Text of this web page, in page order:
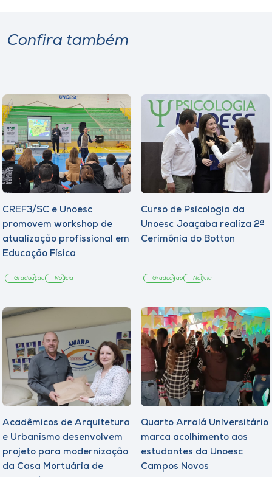
Confira também
CREF3/SC e Unoesc
promovem workshop de
atualização profissional em
Educação Física
Graduação Notícia
Curso de Psicologia da
Unoesc Joaçaba realiza 2ª
Cerimônia do Botton
Graduação Notícia
Acadêmicos de Arquitetura
e Urbanismo desenvolvem
projeto para modernização
da Casa Mortuária de
Quarto Arraiá Universitário
marca acolhimento aos
estudantes da Unoesc
Campos Novos